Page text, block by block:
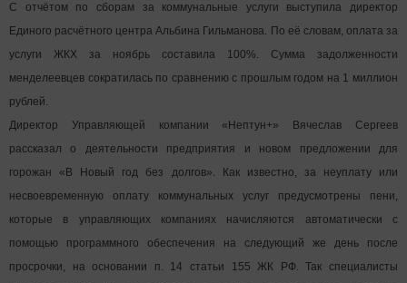
С отчётом по сборам за коммунальные услуги выступила директор
Единого расчётного центра Альбина Гильманова. По её словам, оплата за
услуги ЖКХ за ноябрь составила 100%. Сумма задолженности
менделеевцев сократилась по сравнению с прошлым годом на 1 миллион
рублей.
Директор Управляющей компании «Нептун+» Вячеслав Сергеев
рассказал о деятельности предприятия и новом предложении для
горожан «В Новый год без долгов». Как известно, за неуплату или
несвоевременную оплату коммунальных услуг предусмотрены пени,
которые в управляющих компаниях начисляются автоматически с
помощью программного обеспечения на следующий же день после
просрочки, на основании п. 14 статьи 155 ЖК РФ. Так специалисты